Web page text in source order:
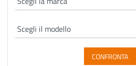
CONFRONTA